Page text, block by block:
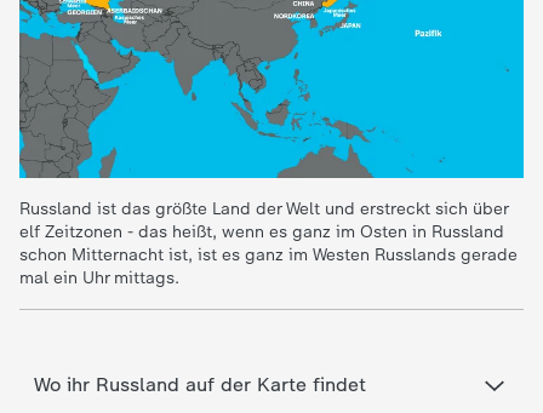
c
h
e
n
Russland ist das größte Land der Welt und erstreckt sich über
elf Zeitzonen - das heißt, wenn es ganz im Osten in Russland
schon Mitternacht ist, ist es ganz im Westen Russlands gerade
mal ein Uhr mittags.
Wo ihr Russland auf der Karte findet